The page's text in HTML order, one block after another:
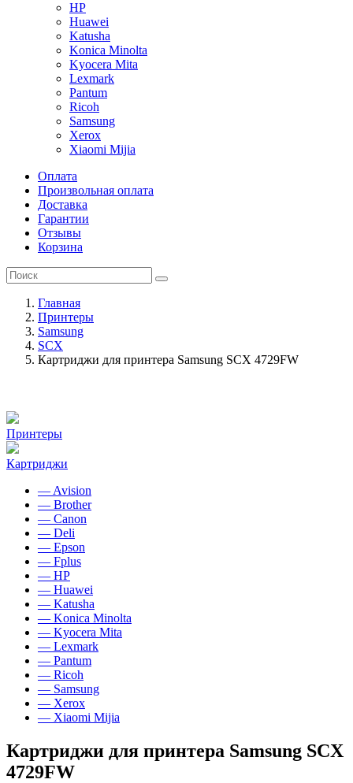
HP
Huawei
Katusha
Konica Minolta
Kyocera Mita
Lexmark
Pantum
Ricoh
Samsung
Xerox
Xiaomi Mijia
Оплата
Произвольная оплата
Доставка
Гарантии
Отзывы
Корзина
Главная
Принтеры
Samsung
SCX
Картриджи для принтера Samsung SCX 4729FW
Принтеры
Картриджи
— Avision
— Brother
— Canon
— Deli
— Epson
— Fplus
— HP
— Huawei
— Katusha
— Konica Minolta
— Kyocera Mita
— Lexmark
— Pantum
— Ricoh
— Samsung
— Xerox
— Xiaomi Mijia
Картриджи для принтера Samsung SCX
4729FW